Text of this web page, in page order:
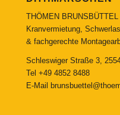
THÖMEN BRUNSBÜTTEL
Kranvermietung,
& fachgerechte
Schleswiger Straße 3,
Tel +49 4852 8488
E-Mail